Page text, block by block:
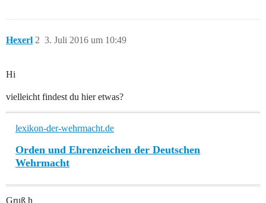
Hexerl 3. Juli 2016 um 10:49
2
Hi
vielleicht findest du hier etwas?
lexikon-der-wehrmacht.de
Orden und Ehrenzeichen der Deutschen
Wehrmacht
Gruß h